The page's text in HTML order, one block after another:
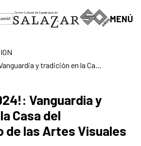
MENÚ
Vanguardia y
Casa del
de las Artes Visuales